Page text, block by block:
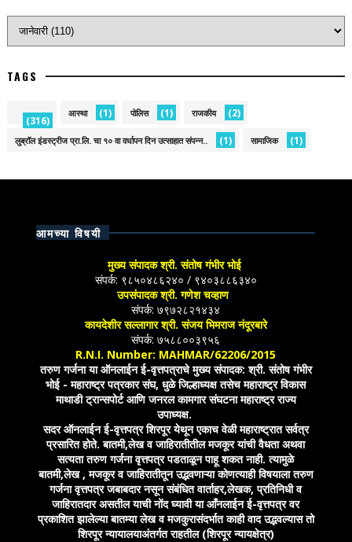
TAGS
(316)
आस्था (1) पोलिस (1) राजकीय (2)
लुब्रॉल इंडस्ट्रीज प्रा.लि. चा १० वा वर्धापन दिन उत्साहात संपन्न.. (1) सामाजिक (1)
आमच्या विषयी
मुख्य संपादक श्री. संतोष गंभीर भोई
संपर्क: ९८५०४८६२४० / ९४०३८८६३४०
उपसंपादक श्री. गणेश चव्हाण
संपर्क: ७९७२८२१४३४
कायदेशीर सल्लागार श्री. संजय भिमराज नंदूरबारे
संपर्क: ७५८८००३९५६
R.N.I. Number: MAHMAR/62206/2015
तरुण गर्जना या ऑनलाईन ई-वृत्तपत्राचे मुख्य संपादक: श्री. संतोष गंभीर
भोई - महाराष्ट्र पत्रकार संघ, धुळे जिल्हाध्यक्ष तसेच महाराष्ट्र विकास
माथाडी ट्रान्सपोर्ट आणि जनरल कामगार संघटना महाराष्ट्र राज्य
उपाध्यक्ष.
सदर ऑनलाईन ई-वृत्तपत्र शिरपूर येथून एकाच वेळी महाराष्ट्रात सर्वत्र
प्रसारित होते. बातमी,लेख व जाहिरातीतील मजकूर यांची वैधता अथवा
सत्यता तरुण गर्जना वृत्तपत्र पडताळून पाहू शकत नाही. त्यामुळे
बातमी,लेख , मजकूर व जाहिरातीतून उद्भवणाऱ्या कोणत्याही विषयाला तरुण
गर्जना वृत्तपत्र जबाबदार नसून संबंधित वार्ताहर,लेखक, प्रतिनिधी व
जाहिरातदार असतील याची नोंद घ्यावी या आँनलाईन ई-वृत्तपत्र वर
प्रकाशित झालेल्या बातम्या लेख व मजकुरासंदर्भात काही वाद उद्भवल्यास तो
शिरपूर न्यायालयाअंतर्गत राहतील (शिरपूर न्यायक्षेत्र)